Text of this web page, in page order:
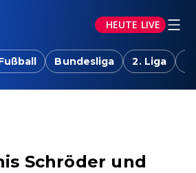
HEUTE LIVE
Bundesliga 2. Liga
Schröder und